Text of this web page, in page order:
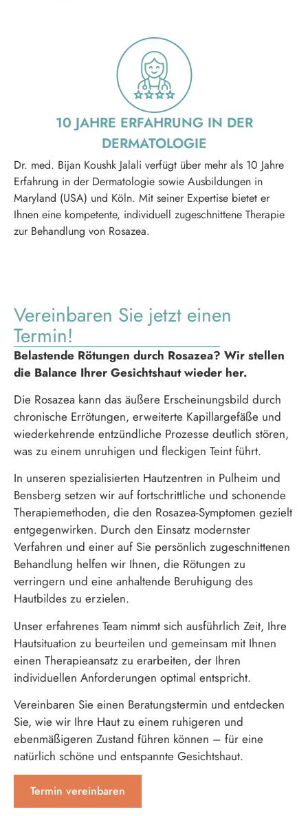
10 JAHRE ERFAHRUNG IN DER
DERMATOLOGIE
Dr. med. Bijan Koushk Jalali verfügt über mehr als 10 Jahre
Erfahrung in der Dermatologie sowie Ausbildungen in
Maryland (USA) und Köln. Mit seiner Expertise bietet er
Ihnen eine kompetente, individuell zugeschnittene Therapie
zur Behandlung von Rosazea.
Vereinbaren Sie jetzt einen
Termin!
Belastende Rötungen durch Rosazea? Wir stellen
die Balance Ihrer Gesichtshaut wieder her.
Die Rosazea kann das äußere Erscheinungsbild durch
chronische Errötungen, erweiterte Kapillargefäße und
wiederkehrende entzündliche Prozesse deutlich stören,
was zu einem unruhigen und fleckigen Teint führt.
In unseren spezialisierten Hautzentren in Pulheim und
Bensberg setzen wir auf fortschrittliche und schonende
Therapiemethoden, die den Rosazea-Symptomen gezielt
entgegenwirken. Durch den Einsatz modernster
Verfahren und einer auf Sie persönlich zugeschnittenen
Behandlung helfen wir Ihnen, die Rötungen zu
verringern und eine anhaltende Beruhigung des
Hautbildes zu erzielen.
Unser erfahrenes Team nimmt sich ausführlich Zeit, Ihre
Hautsituation zu beurteilen und gemeinsam mit Ihnen
einen Therapieansatz zu erarbeiten, der Ihren
individuellen Anforderungen optimal entspricht.
Vereinbaren Sie einen Beratungstermin und entdecken
Sie, wie wir Ihre Haut zu einem ruhigeren und
ebenmäßigeren Zustand führen können – für eine
natürlich schöne und entspannte Gesichtshaut.
Termin vereinbaren